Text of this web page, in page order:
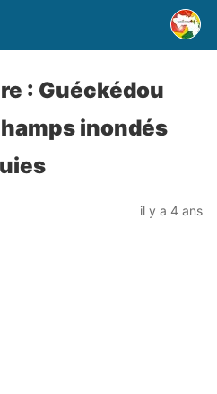
: Guéckédou
inondés
il y a 4 ans